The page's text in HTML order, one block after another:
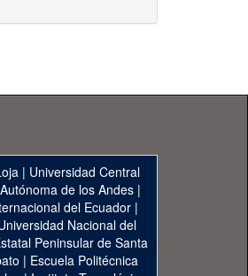
| Universidad Central
de los Andes|
del Ecuador|
Nacional del
Peninsular de Santa
| Escuela Politécnica